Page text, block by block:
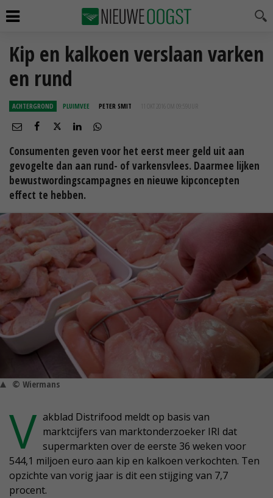
Kip en kalkoen verslaan varken
en rund
ACHTERGROND PLUIMVEE PETER SMIT 11 OKT 2016 OM 09:59
Consumenten geven voor het eerst meer geld uit aan
gevogelte dan aan rund- of varkensvlees. Daarmee lijken
bewustwordingscampagnes en nieuwe kipconcepten
effect te hebben.
© Wiermans
V akblad Distrifood meldt op basis van
marktcijfers van marktonderzoeker IRI dat
supermarkten over de eerste 36 weken voor
544,1 miljoen euro aan kip en kalkoen verkochten. Ten
opzichte van vorig jaar is dit een stijging van 7,7
procent.